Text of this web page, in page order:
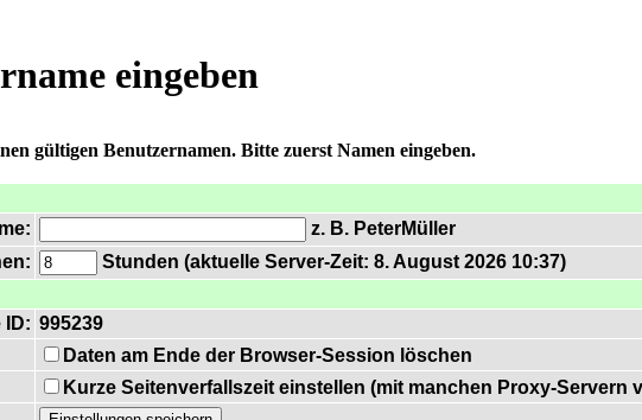
eingeben
gültigen Benutzernamen. Bitte zuerst Namen eingeben.
z. B. PeterMüller
Stunden (aktuelle Server-Zeit: 8. August 2026 10:37)
ID: 995239
Daten am Ende der Browser-Session löschen
Kurze Seitenverfallszeit einstellen (mit manchen Proxy-Servern